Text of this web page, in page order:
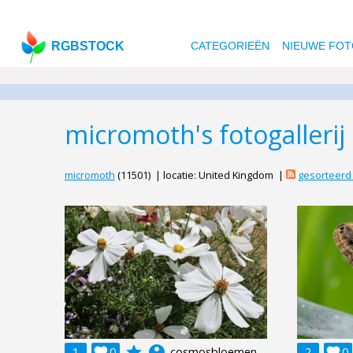
RGBSTOCK CATEGORIEËN NIEUWE
micromoth's fotogallerij
micromoth (11501) | locatie: United Kingdom |